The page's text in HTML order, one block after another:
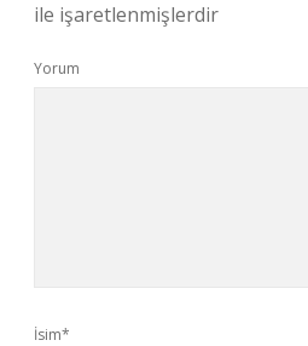
ile işaretlenmişlerdir
Yorum
İsim*